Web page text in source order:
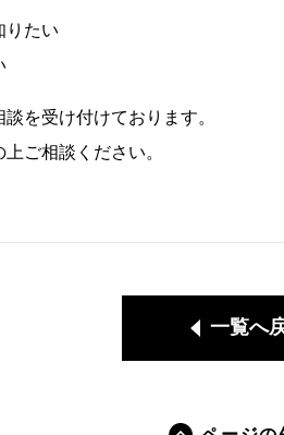
りたい
を受け付けております。
ご相談ください。
一覧へ